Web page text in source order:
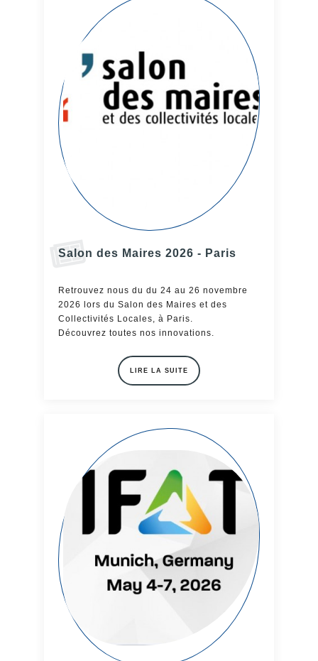
Salon des Maires 2026 - Paris
Retrouvez nous du du 24 au 26 novembre
2026 lors du Salon des Maires et des
Collectivités Locales, à Paris.
Découvrez toutes nos innovations.
LIRE LA SUITE